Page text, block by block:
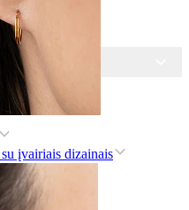
įvairiais dizainais